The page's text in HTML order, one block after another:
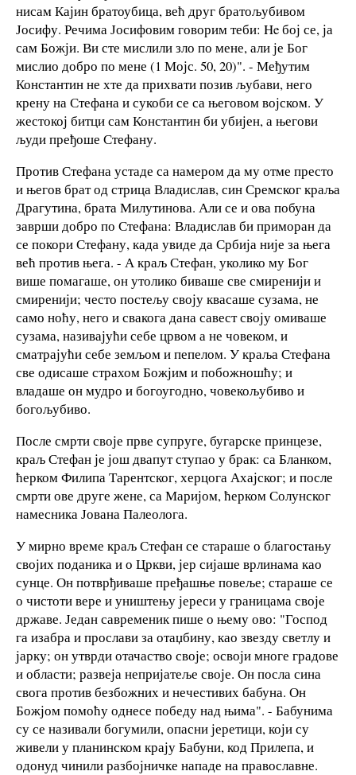
нисам Кајин братоубица, већ друг братољубивом
Јосифу. Речима Јосифовим говорим теби: He бој се, ја
сам Божји. Ви сте мислили зло по мене, али је Бог
мислио добро по мене (1 Мојс. 50, 20)". - Међутим
Константин не хте да прихвати позив љубави, него
крену на Стефана и сукоби се са његовом војском. У
жестокој битци сам Константин би убијен, а његови
људи пређоше Стефану.
Против Стефана устаде са намером да му отме престо
и његов брат од стрица Владислав, син Сремског краља
Драгутина, брата Милутинова. Али се и ова побуна
заврши добро по Стефана: Владислав би приморан да
се покори Стефану, када увиде да Србија није за њега
већ против њега. - А краљ Стефан, уколико му Бог
више помагаше, он утолико биваше све смиренији и
смиренији; често постељу своју квасаше сузама, не
само ноћу, него и свакога дана савест своју омиваше
сузама, називајући себе црвом а не човеком, и
сматрајући себе земљом и пепелом. У краља Стефана
све одисаше страхом Божјим и побожношћу; и
владаше он мудро и богоугодно, човекољубиво и
богољубиво.
После смрти своје прве супруге, бугарске принцезе,
краљ Стефан је још двапут ступао у брак: са Бланком,
ћерком Филипа Тарентског, херцога Ахајског; и после
смрти ове друге жене, са Маријом, ћерком Солунског
намесника Јована Палеолога.
У мирно време краљ Стефан се стараше о благостању
својих поданика и о Цркви, јер сијаше врлинама као
сунце. Он потврђиваше пређашње повеље; стараше се
о чистоти вере и уништењу јереси у границама своје
државе. Један савременик пише о њему ово: "Господ
га изабра и прослави за отаџбину, као звезду светлу и
јарку; он утврди отачаство своје; освоји многе градове
и области; развеја непријатеље своје. Он посла сина
свога против безбожних и нечестивих бабуна. Он
Божјом помоћу однесе победу над њима". - Бабунима
су се називали богумили, опасни јеретици, који су
живели у планинском крају Бабуни, код Прилепа, и
одонуд чинили разбојничке нападе на православне.